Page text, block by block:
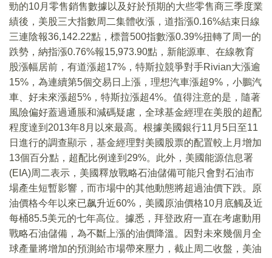
勁的10月零售銷售數據以及好於預期的大些零售商三季度業
績後，美股三大指數周二集體收漲，道指漲0.16%結束日線
三連陰報36,142.22點，標普500指數漲0.39%扭轉了周一的
跌勢，納指漲0.76%報15,973.90點，新能源車、在線教育
股漲幅居前，有道漲超17%，特斯拉競爭對手Rivian大漲逾
15%，為連續第5個交易日上漲，理想汽車漲超9%，小鵬汽
車、好未來漲超5%，特斯拉漲超4%。值得注意的是，隨著
風險偏好蓋過通脹和減碼疑慮，全球基金經理在美股的超配
程度達到2013年8月以來最高。根據美國銀行11月5日至11
日進行的調查顯示，基金經理對美國股票的配置較上月增加
13個百分點，超配比例達到29%。此外，美國能源信息署
(EIA)周二表示，美國釋放戰略石油儲備可能只會對石油市
場產生短暫影響，而市場中的其他動態將超過油價下跌。原
油價格今年以來已飙升近60%，美國原油價格10月底觸及近
每桶85.5美元的七年高位。據悉，拜登政府一直在考慮動用
戰略石油儲備，為不斷上漲的油價降溫。因對未來幾個月全
球產量將增加的預測給市場帶來壓力，截止周二收盤，美油